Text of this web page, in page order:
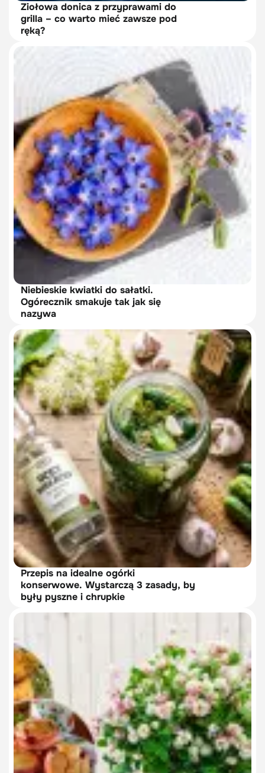
Ziołowa donica z przyprawami do
grilla – co warto mieć zawsze pod
ręką?
Niebieskie kwiatki do sałatki.
Ogórecznik smakuje tak jak się
nazywa
Przepis na idealne ogórki
konserwowe. Wystarczą 3 zasady, by
były pyszne i chrupkie